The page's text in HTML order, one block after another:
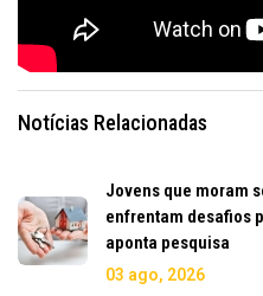
Notícias Relacionadas
Jovens que moram
enfrentam desafios
aponta pesquisa
03 ago, 2026